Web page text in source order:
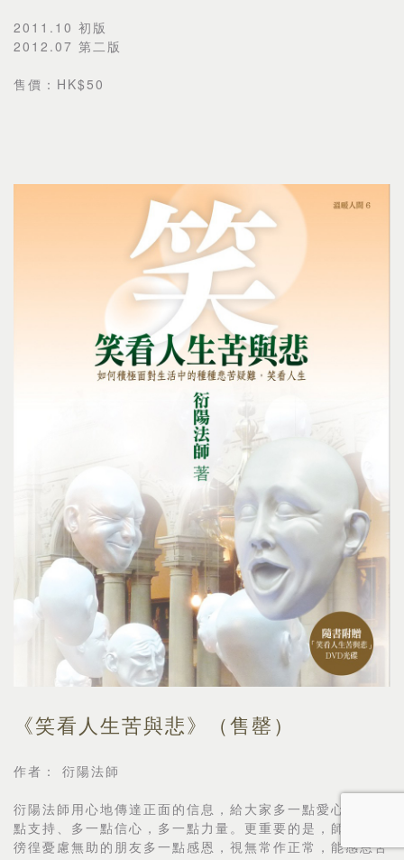
2011.10 初版
2012.07 第二版
售價：HK$50
《笑看人生苦與悲》（售罄）
作者： 衍陽法師
衍陽法師用心地傳達正面的信息，給大家多一點愛心、多一
點支持、多一點信心，多一點力量。更重要的是，師父希望
徬徨憂慮無助的朋友多一點感恩，視無常作正常，能感恩苦